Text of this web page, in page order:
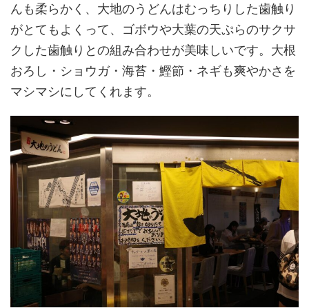
んも柔らかく、大地のうどんはむっちりした歯触り
がとてもよくって、ゴボウや大葉の天ぷらのサクサ
クした歯触りとの組み合わせが美味しいです。大根
おろし・ショウガ・海苔・鰹節・ネギも爽やかさを
マシマシにしてくれます。